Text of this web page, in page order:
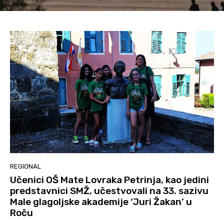
REGIONAL
Učenici OŠ Mate Lovraka Petrinja, kao jedini
predstavnici SMŽ, učestvovali na 33. sazivu
Male glagoljske akademije ‘Juri Žakan’ u
Roču